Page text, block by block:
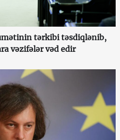
tərkibi təsdiqlənib,
vəzifələr vəd edir